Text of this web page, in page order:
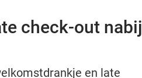
check-out nabij
en late